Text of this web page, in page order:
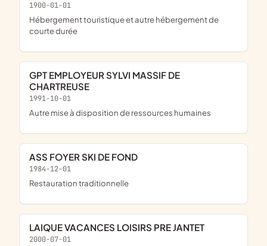
1900-01-01
Hébergement touristique et autre hébergement de
courte durée
GPT EMPLOYEUR SYLVI MASSIF DE
CHARTREUSE
1991-10-01
Autre mise à disposition de ressources humaines
ASS FOYER SKI DE FOND
1984-12-01
Restauration traditionnelle
LAIQUE VACANCES LOISIRS PRE JANTET
2000-07-01